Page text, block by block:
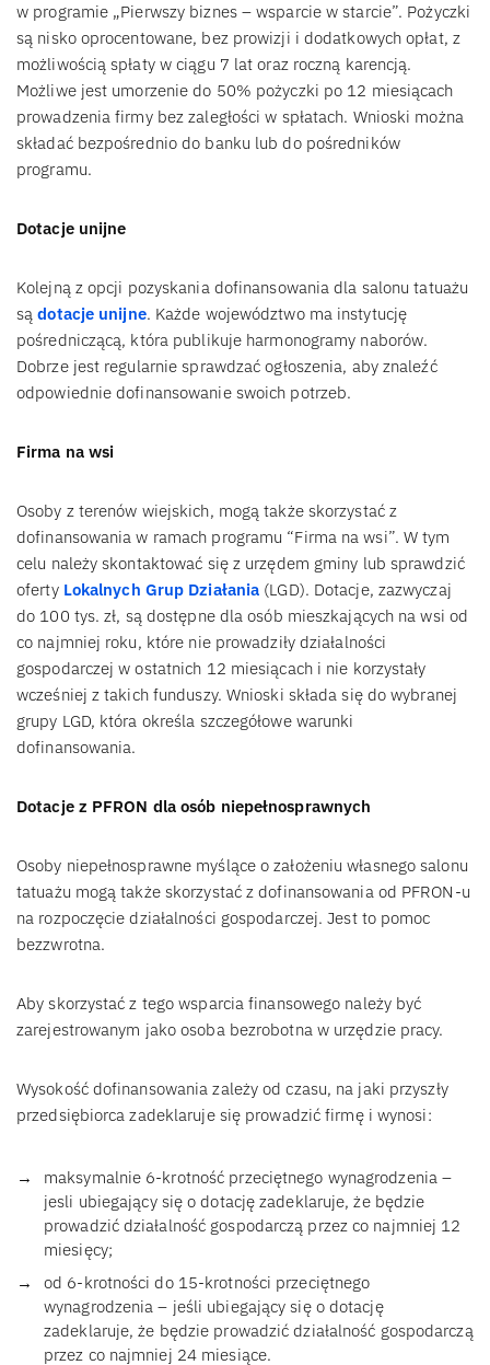
w programie „Pierwszy biznes – wsparcie w starcie”. Pożyczki
są nisko oprocentowane, bez prowizji i dodatkowych opłat, z
możliwością spłaty w ciągu 7 lat oraz roczną karencją.
Możliwe jest umorzenie do 50% pożyczki po 12 miesiącach
prowadzenia firmy bez zaległości w spłatach. Wnioski można
składać bezpośrednio do banku lub do pośredników
programu.
Dotacje unijne
Kolejną z opcji pozyskania dofinansowania dla salonu tatuażu
sądotacje unijne. Każde województwo ma instytucję
pośredniczącą, która publikuje harmonogramy naborów.
Dobrze jest regularnie sprawdzać ogłoszenia, aby znaleźć
odpowiednie dofinansowanie swoich potrzeb.
Firma na wsi
Osoby z terenów wiejskich, mogą także skorzystać z
dofinansowania w ramach programu “Firma na wsi”. W tym
celu należy skontaktować się z urzędem gminy lub sprawdzić
oferty Lokalnych Grup Działania (LGD). Dotacje, zazwyczaj
do 100 tys. zł, są dostępne dla osób mieszkających na wsi od
co najmniej roku, które nie prowadziły działalności
gospodarczej w ostatnich 12 miesiącach i nie korzystały
wcześniej z takich funduszy. Wnioski składa się do wybranej
grupy LGD, która określa szczegółowe warunki
dofinansowania.
Dotacje z PFRON dla osób niepełnosprawnych
Osoby niepełnosprawne myślące o założeniu własnego salonu
tatuażu mogą także skorzystać z dofinansowania od PFRON-u
na rozpoczęcie działalności gospodarczej. Jest to pomoc
bezzwrotna.
Aby skorzystać z tego wsparcia finansowego należy być
zarejestrowanym jako osoba bezrobotna w urzędzie pracy.
Wysokość dofinansowania zależy od czasu, na jaki przyszły
przedsiębiorca zadeklaruje się prowadzić firmę i wynosi:
maksymalnie 6-krotność przeciętnego wynagrodzenia –
jesli ubiegający się o dotację zadeklaruje, że będzie
prowadzić działalność gospodarczą przez co najmniej 12
miesięcy;
od 6-krotności do 15-krotności przeciętnego
wynagrodzenia – jeśli ubiegający się o dotację
zadeklaruje, że będzie prowadzić działalność gospodarczą
przez co najmniej 24 miesiące.